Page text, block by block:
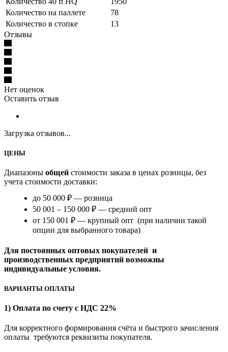
Количество на паллете
78
Количество в стопке
13
Отзывы
Нет оценок
Оставить отзыв
Загрузка отзывов...
ЦЕНЫ
Диапазоны общей стоимости заказа в ценах розницы, без
учета стоимости доставки:
до 50 000 ₽ — розница
50 001 – 150 000 ₽ — средний опт
от 150 001 ₽ — крупный опт (при наличии такой
опции для выбранного товара)
Для постоянных оптовых покупателей и
производственных предприятий возможны
индивидуальные условия.
ВАРИАНТЫ ОПЛАТЫ
1) Оплата по счету с НДС 22%
Для корректного формирования счёта и быстрого зачисления
оплаты требуются реквизиты покупателя.